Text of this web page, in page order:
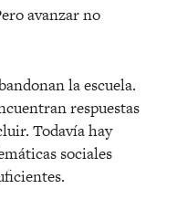
avanzar no
la escuela.
respuestas
Todavía hay
sociales